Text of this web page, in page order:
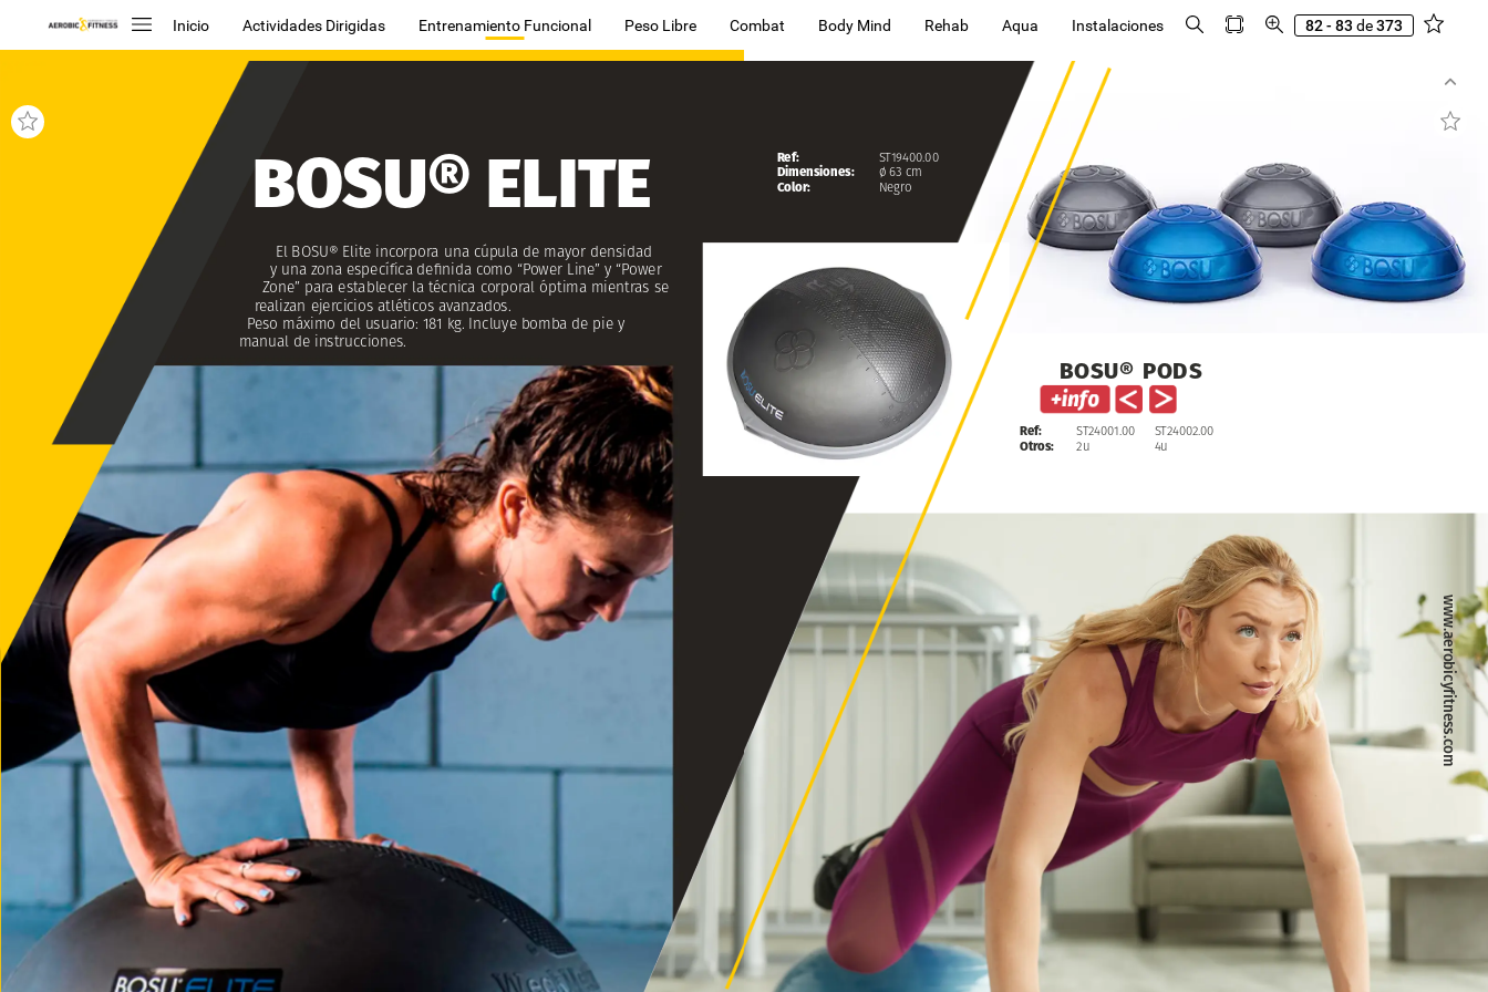
Inicio Actividades Dirigidas Entrenamiento Funcional Peso Libre Combat Body Mind Rehab Aqua Instalaciones 82 - 83 de373
El BOSU® Elite incorpora una cúpula de mayor densidad
y una zona específica definida como “Power Line” y “Power
Zone” para establecer la técnica corporal óptima mientras se
realizan ejercicios atléticos avanzados.
Peso máximo del usuario: 181 kg. Incluye bomba de pie y
manual de instrucciones.
BOSU® ELITE
www.aerobicyfitness.com
Ref:
Dimensiones:
Color:
ST19400.00
ø 63 cm
Negro
BOSU® PODS
Ref:
Otros:
ST24001.00
2u
ST24002.00
4u